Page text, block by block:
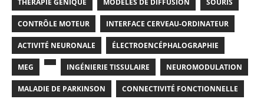
CONTRÔLE MOTEUR INTERFACE CERVEAU-ORDINATEUR
ACTIVITÉ NEURONALE ÉLECTROENCÉPHALOGRAPHIE
MEG INGÉNIERIE TISSULAIRE NEUROMODULATION
MALADIE DE PARKINSON CONNECTIVITÉ FONCTIONNELLE